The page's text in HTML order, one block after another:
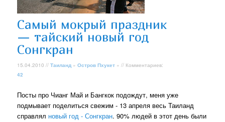
Самый мокрый праздник
— тайский новый год
Сонгкран
15.04.2010 //Таиланд »Остров Пхукет » // Комментариев:
42
Посты про Чианг Май и Бангкок подождут, меня уже
подмывает поделиться свежим - 13 апреля весь Таиланд
справлял новый год - Сонгкран. 90% людей в этот день были